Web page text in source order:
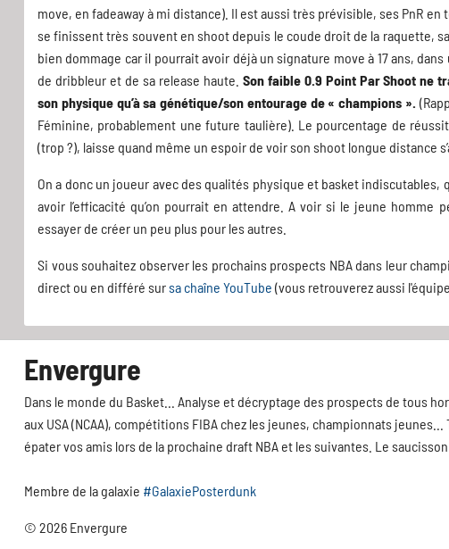
move, en fadeaway à mi distance). Il est aussi très prévisible, ses PnR
se finissent très souvent en shoot depuis le coude droit de la raquette,
bien dommage car il pourrait avoir déjà un signature move à 17 ans,
de dribbleur et de sa release haute. Son faible 0.9 Point Par Shoot ne
son physique qu’à sa génétique/son entourage de « champions ».
Féminine, probablement une future taulière). Le pourcentage de
(trop ?), laisse quand même un espoir de voir son shoot longue distance
On a donc un joueur avec des qualités physique et basket
avoir l’efficacité qu’on pourrait en attendre. A voir si le jeune
essayer de créer un peu plus pour les autres.
Si vous souhaitez observer les prochains prospects NBA dans leur
direct ou en différé sursa chaîne YouTube (vous retrouverez aussi
Envergure
Dans le monde du Basket... Analyse et décryptage des prospects de tous
aux USA (NCAA), compétitions FIBA chez les jeunes, championnats
épater vos amis lors de la prochaine draft NBA et les suivantes. Le
Membre de la galaxie #GalaxiePosterdunk
© 2026 Envergure